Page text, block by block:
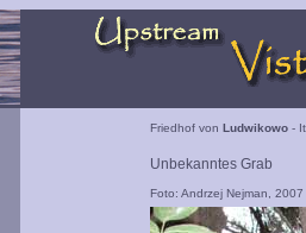
Friedhof von Ludwikowo -
Unbekanntes Grab
Foto: Andrzej Nejman, 2007